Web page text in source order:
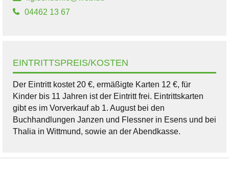
04462 13 67
EINTRITTSPREIS/KOSTEN
Der Eintritt kostet 20 €, ermäßigte Karten 12 €, für
Kinder bis 11 Jahren ist der Eintritt frei. Eintrittskarten
gibt es im Vorverkauf ab 1. August bei den
Buchhandlungen Janzen und Flessner in Esens und bei
Thalia in Wittmund, sowie an der Abendkasse.